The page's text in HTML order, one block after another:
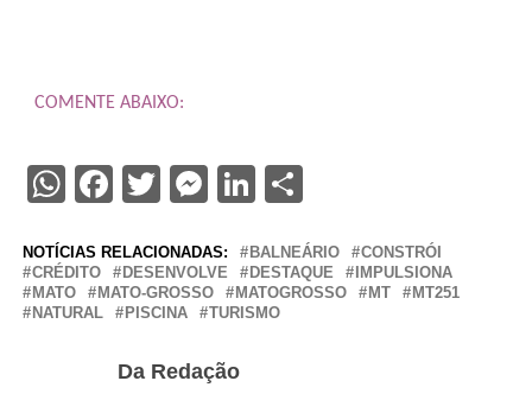
COMENTE ABAIXO:
WhatsApp
Facebook
Twitter
Messenger
LinkedIn
Share
NOTÍCIAS RELACIONADAS: BALNEÁRIO
CONSTRÓI
CRÉDITO
DESENVOLVE DESTAQUE
IMPULSIONA
MATO
MATO-GROSSO MATOGROSSO MT
MT251
NATURAL
PISCINA TURISMO
Da Redação